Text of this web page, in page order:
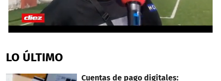
of
1
29
LO ÚLTIMO
Cuentas de pago digitales: